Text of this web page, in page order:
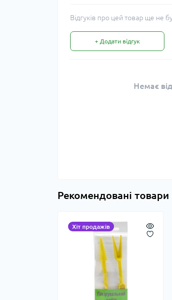
Відгуків про цей товар ще не
+ Додати відгук
Немає
Рекомендовані товари
Хіт продажів